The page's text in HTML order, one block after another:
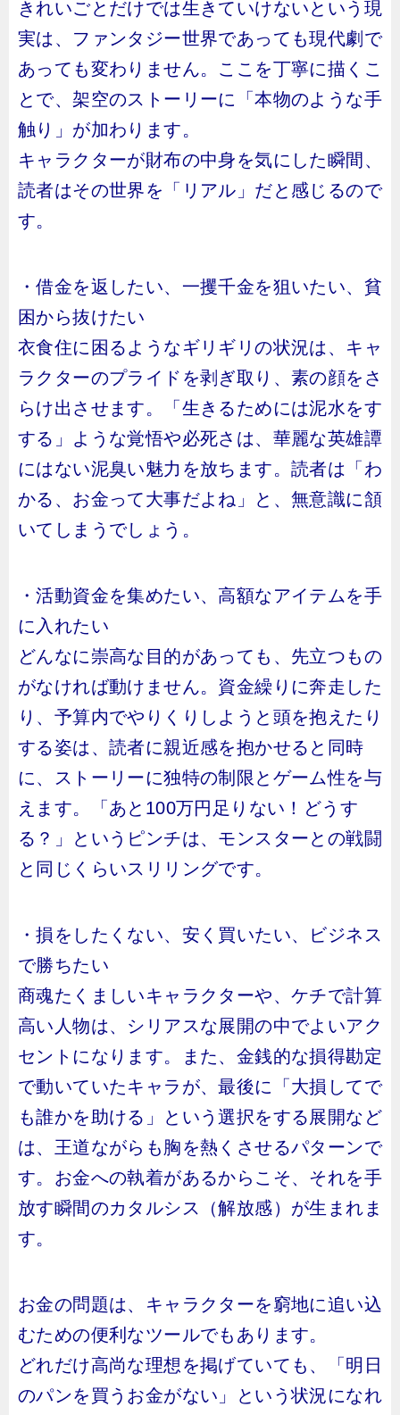
きれいごとだけでは生きていけないという現
実は、ファンタジー世界であっても現代劇で
あっても変わりません。ここを丁寧に描くこ
とで、架空のストーリーに「本物のような手
触り」が加わります。
キャラクターが財布の中身を気にした瞬間、
読者はその世界を「リアル」だと感じるので
す。
・借金を返したい、一攫千金を狙いたい、貧
困から抜けたい
衣食住に困るようなギリギリの状況は、キャ
ラクターのプライドを剥ぎ取り、素の顔をさ
らけ出させます。「生きるためには泥水をす
する」ような覚悟や必死さは、華麗な英雄譚
にはない泥臭い魅力を放ちます。読者は「わ
かる、お金って大事だよね」と、無意識に頷
いてしまうでしょう。
・活動資金を集めたい、高額なアイテムを手
に入れたい
どんなに崇高な目的があっても、先立つもの
がなければ動けません。資金繰りに奔走した
り、予算内でやりくりしようと頭を抱えたり
する姿は、読者に親近感を抱かせると同時
に、ストーリーに独特の制限とゲーム性を与
えます。「あと100万円足りない！どうす
る？」というピンチは、モンスターとの戦闘
と同じくらいスリリングです。
・損をしたくない、安く買いたい、ビジネス
で勝ちたい
商魂たくましいキャラクターや、ケチで計算
高い人物は、シリアスな展開の中でよいアク
セントになります。また、金銭的な損得勘定
で動いていたキャラが、最後に「大損してで
も誰かを助ける」という選択をする展開など
は、王道ながらも胸を熱くさせるパターンで
す。お金への執着があるからこそ、それを手
放す瞬間のカタルシス（解放感）が生まれま
す。
お金の問題は、キャラクターを窮地に追い込
むための便利なツールでもあります。
どれだけ高尚な理想を掲げていても、「明日
のパンを買うお金がない」という状況になれ